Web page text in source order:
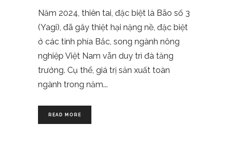
Năm 2024, thiên tai, đặc biệt là Bão số 3
(Yagi), đã gây thiệt hại nặng nề, đặc biệt
ở các tỉnh phía Bắc, song ngành nông
nghiệp Việt Nam vẫn duy trì đà tăng
trưởng. Cụ thể, giá trị sản xuất toàn
ngành trong năm
READ MORE